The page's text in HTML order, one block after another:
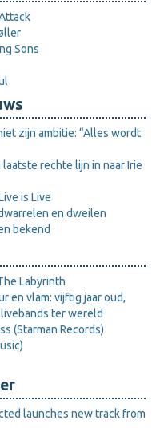
Sons
zijn ambitie: “Alles wordt
rechte lijn in naar Irie
is Live
en dweilen
bekend
Labyrinth
en vlam: vijftig jaar oud,
ter wereld
(Starman Records)
launches new track from